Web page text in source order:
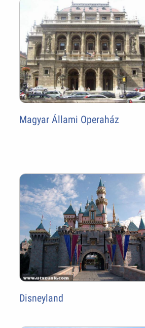
Magyar Állami Operaház
Disneyland